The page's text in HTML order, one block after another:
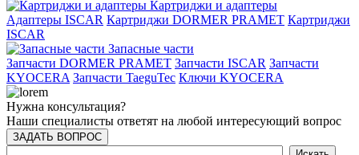
Картриджи и адаптеры
Адаптеры ISCAR Картриджи DORMER PRAMET Картриджи
ISCAR
Запасные части
Запчасти DORMER PRAMET Запчасти ISCAR Запчасти
KYOCERA Запчасти TaeguTec Ключи KYOCERA
Нужна консультация?
Наши специалисты ответят на любой интересующий вопрос
ЗАДАТЬ ВОПРОС